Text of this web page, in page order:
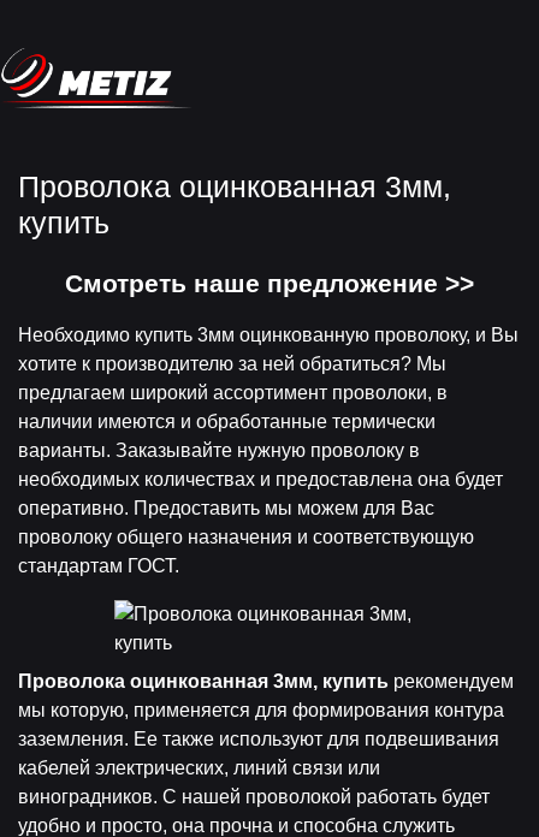
Проволока оцинкованная 3мм,
купить
Смотреть наше предложение >>
Необходимо купить 3мм оцинкованную проволоку, и Вы
хотите к производителю за ней обратиться? Мы
предлагаем широкий ассортимент проволоки, в
наличии имеются и обработанные термически
варианты. Заказывайте нужную проволоку в
необходимых количествах и предоставлена она будет
оперативно. Предоставить мы можем для Вас
проволоку общего назначения и соответствующую
стандартам ГОСТ.
Проволока оцинкованная 3мм, купить рекомендуем
мы которую, применяется для формирования контура
заземления. Ее также используют для подвешивания
кабелей электрических, линий связи или
виноградников. С нашей проволокой работать будет
удобно и просто, она прочна и способна служить